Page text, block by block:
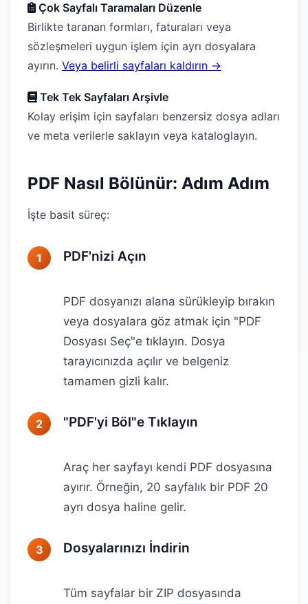
Çok Sayfalı Taramaları Düzenle
Birlikte taranan formları, faturaları veya
sözleşmeleri uygun işlem için ayrı dosyalara
ayırın. Veya belirli sayfaları kaldırın →
Tek Tek Sayfaları Arşivle
Kolay erişim için sayfaları benzersiz dosya adları
ve meta verilerle saklayın veya kataloglayın.
PDF Nasıl Bölünür: Adım Adım
İşte basit süreç:
PDF'nizi Açın
PDF dosyanızı alana sürükleyip bırakın
veya dosyalara göz atmak için "PDF
Dosyası Seç"e tıklayın. Dosya
tarayıcınızda açılır ve belgeniz
tamamen gizli kalır.
"PDF'yi Böl"e Tıklayın
Araç her sayfayı kendi PDF dosyasına
ayırır. Örneğin, 20 sayfalık bir PDF 20
ayrı dosya haline gelir.
Dosyalarınızı İndirin
Tüm sayfalar bir ZIP dosyasında